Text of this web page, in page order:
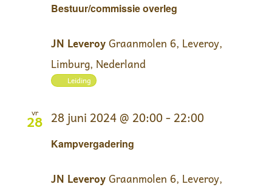
Bestuur/commissie overleg
JN LeveroyGraanmolen 6, Leveroy,
Limburg, Nederland
Leiding
vr
28
Kampvergadering
28 juni 2024 @ 20:00- 22:00
JN LeveroyGraanmolen 6, Leveroy,